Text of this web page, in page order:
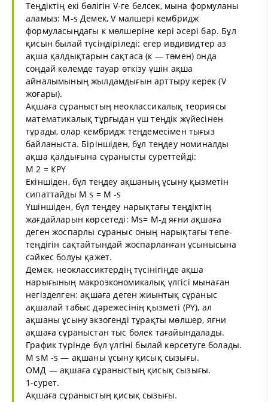
Теңдіктің екі бөлігін V-ге белсек, мына формуланы
аламыз: М-s Демек, V малшері кембридж
формуласыңдағы к мөлшеріне кері әсері бар. Бұл
қисын былай түсіндіріледі: егер ивдивидтер аз
ақша қалдықтарын сақтаса (к — төмен) онда
соңдай көлемде тауар өткізу үшін ақша
айналымының жылдамдығын арттыру керек (V
жоғары).
Ақшаға сұраныстың неоклассикалық теориясы
математикалық тұрғыдан үш теңдік жүйесінен
тұрады, олар кембридж теңдемесімен тығыз
байланыста. Біріншіден, бұл теңдеу номиналды
ақша қалдығына сұранысты суреттейді:
М 2 = КРҮ
Екіншіден, бұл теңдеу ақшаның ұсыну қызметін
сипаттайды М s = М -s
Үшіншіден, бүл теңдеу нарықтағы теңдіктің
жағдайларын көрсетеді: Мs= М-д яғни ақшаға
деген жоспарлы сұраныс оның нарықтағы тепе-
теңдігін сақтайтындай жоспарланған ұсынысына
сәйкес болуы қажет.
Демек, неоклассиктердің түсінігіңде ақша
нарығының макроэкономикалық үлгісі мынаған
негізделген: ақшаға деген жиынтық сұраныс
ақшалай табыс дәрежесінің қызметі (РҮ), ал
ақшаны ұсыну экзогенді тұрақты мөлшер, яғни
ақшаға сұраныстан тыс бөлек тағайындалады.
График түрінде бүл үлгіні былай көрсетуге болады.
М sМ -s — ақшаны ұсыну қисық сызығы.
ОМД — ақшаға сұраныстың қисық сызығы.
1-сурет.
Ақшаға сұраныстың қисық сызығы.